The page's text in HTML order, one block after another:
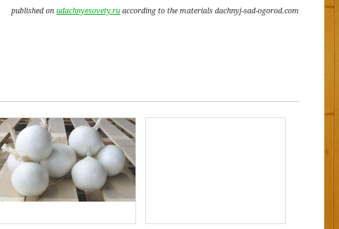
published onudachnyesovety.ru according to the materials dachnyj-sad-ogorod.com